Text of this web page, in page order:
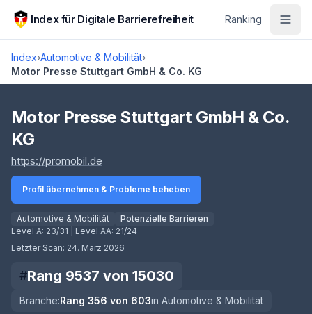
Zum Hauptinhalt springen
Index für Digitale Barrierefreiheit Ranking
Index›Automotive & Mobilität›
Motor Presse Stuttgart GmbH & Co. KG
Score lädt
Motor Presse Stuttgart GmbH & Co.
KG
https://promobil.de
Profil übernehmen & Probleme beheben
Automotive & Mobilität
Potenzielle Barrieren
Level A: 23/31 | Level AA: 21/24
Letzter Scan: 24. März 2026
#Rang 9537 von 15030
Branche:Rang 356 von 603in Automotive & Mobilität